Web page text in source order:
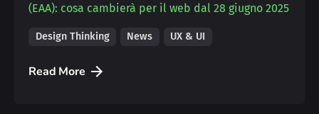
(EAA): cosa cambierà per il web dal 28 giugno 2025
Design Thinking News UX & UI
Read More